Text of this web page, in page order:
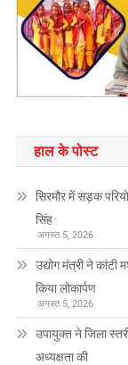
हाल के पोस्ट
सिरमौर में सड़क
सिंह
अगस्त 5, 2026
उद्योग मंत्री ने कांटी
किया लोकार्पण
अगस्त 5, 2026
उपायुक्त ने जिला
अध्यक्षता की